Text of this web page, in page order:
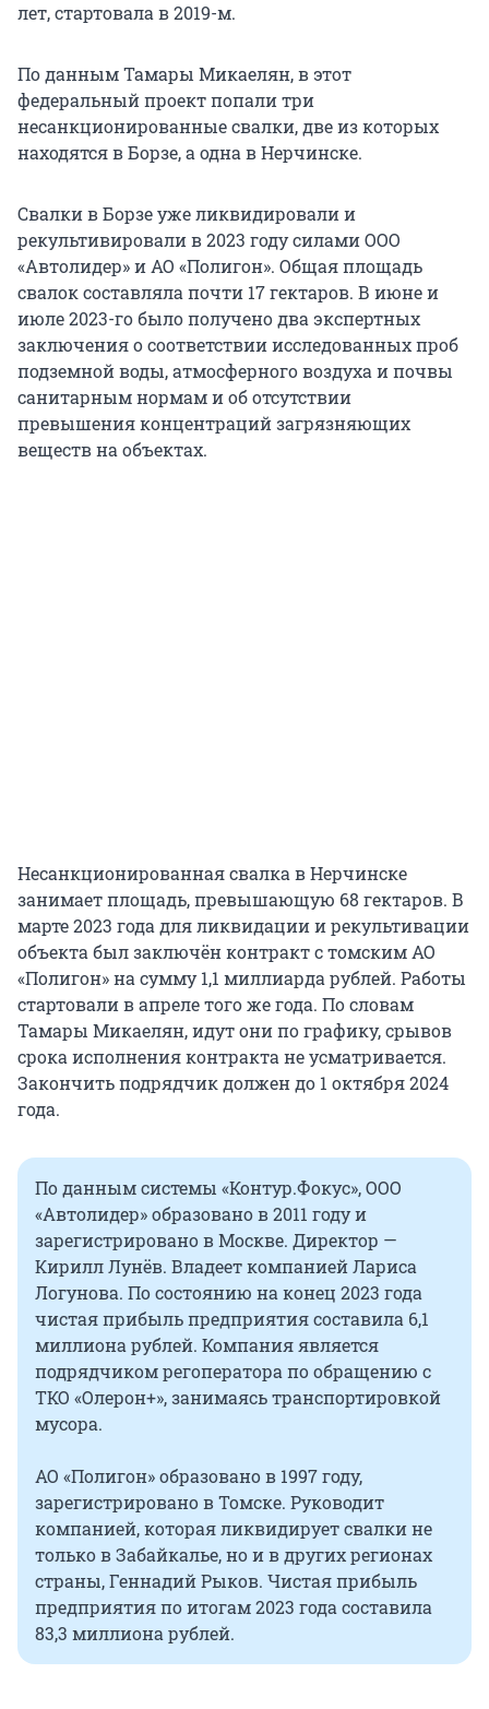
лет, стартовала в 2019-м.
По данным Тамары Микаелян, в этот
федеральный проект попали три
несанкционированные свалки, две из которых
находятся в Борзе, а одна в Нерчинске.
Свалки в Борзе уже ликвидировали и
рекультивировали в 2023 году силами ООО
«Автолидер» и АО «Полигон». Общая площадь
свалок составляла почти 17 гектаров. В июне и
июле 2023-го было получено два экспертных
заключения о соответствии исследованных проб
подземной воды, атмосферного воздуха и почвы
санитарным нормам и об отсутствии
превышения концентраций загрязняющих
веществ на объектах.
Несанкционированная свалка в Нерчинске
занимает площадь, превышающую 68 гектаров. В
марте 2023 года для ликвидации и рекультивации
объекта был заключён контракт с томским АО
«Полигон» на сумму 1,1 миллиарда рублей. Работы
стартовали в апреле того же года. По словам
Тамары Микаелян, идут они по графику, срывов
срока исполнения контракта не усматривается.
Закончить подрядчик должен до 1 октября 2024
года.
По данным системы «Контур.Фокус», ООО
«Автолидер» образовано в 2011 году и
зарегистрировано в Москве. Директор —
Кирилл Лунёв. Владеет компанией Лариса
Логунова. По состоянию на конец 2023 года
чистая прибыль предприятия составила 6,1
миллиона рублей. Компания является
подрядчиком регоператора по обращению с
ТКО «Олерон+», занимаясь транспортировкой
мусора.
АО «Полигон» образовано в 1997 году,
зарегистрировано в Томске. Руководит
компанией, которая ликвидирует свалки не
только в Забайкалье, но и в других регионах
страны, Геннадий Рыков. Чистая прибыль
предприятия по итогам 2023 года составила
83,3 миллиона рублей.